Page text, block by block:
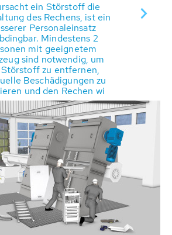
ein Störstoff die
des Rechens, ist ein
Personaleinsatz
Mindestens 2
mit geeignetem
sind notwendig, um
zu entfernen,
Beschädigungen zu
und den Rechen wi